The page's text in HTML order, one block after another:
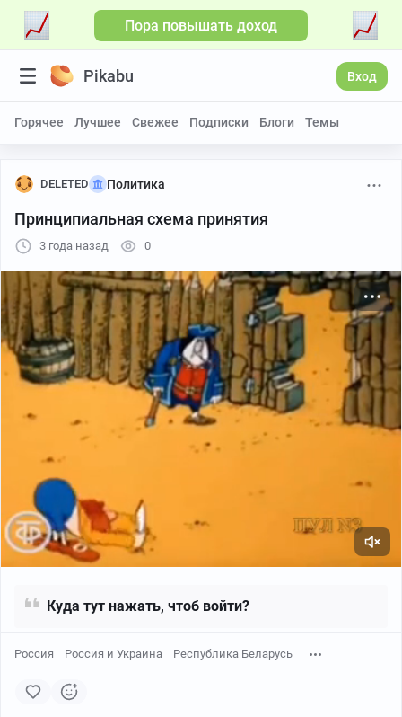
Пора повышать доход
Pikabu Вход
Горячее Лучшее Свежее Подписки Блоги Темы
DELETED Политика
Принципиальная схема принятия
3 года назад 0
Куда тут нажать, чтоб войти?
Россия Россия и Украина Республика Беларусь
Больше видео